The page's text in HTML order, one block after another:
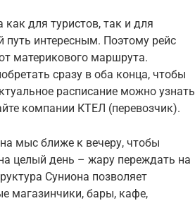
для туристов, так и для
интересным. Поэтому рейс
материкового маршрута.
сразу в оба конца, чтобы
расписание можно узнать
компании КТЕЛ (перевозчик).
мыс ближе к вечеру, чтобы
целый день – жару переждать на
Суниона позволяет
магазинчики, бары, кафе,